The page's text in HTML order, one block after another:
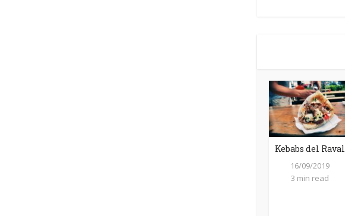
Kebabs del Raval
16/09/2019
3 min read